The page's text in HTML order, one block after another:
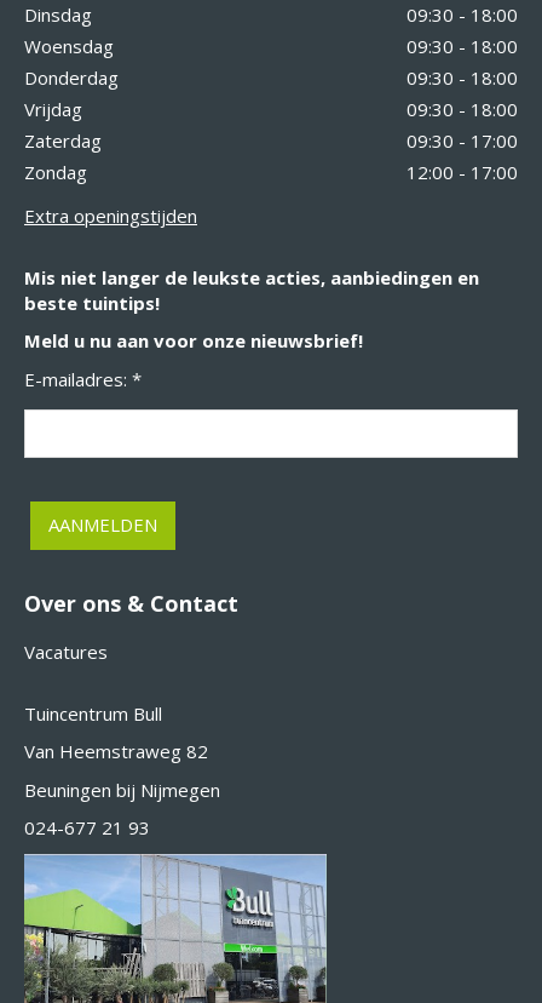
Dinsdag
09:30 - 18:00
Woensdag
09:30 - 18:00
Donderdag
09:30 - 18:00
Vrijdag
09:30 - 18:00
Zaterdag
09:30 - 17:00
Zondag
12:00 - 17:00
Extra openingstijden
Mis niet langer de leukste acties, aanbiedingen en
beste tuintips!
Meld u nu aan voor onze nieuwsbrief!
E-mailadres: *
Over ons & Contact
Vacatures
Tuincentrum Bull
Van Heemstraweg 82
Beuningen bij Nijmegen
024-677 21 93